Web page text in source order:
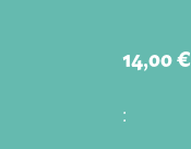
14,00 €
: